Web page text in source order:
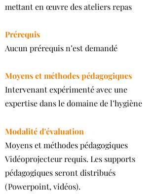
mettant en œuvre des ateliers repas
Prérequis
Aucun prérequis n’est demandé
Moyens et méthodes pédagogiques
Intervenant expérimenté avec une
expertise dans le domaine de l’hygiène
Modalité d'évaluation
Moyens et méthodes pédagogiques
Vidéoprojecteur requis. Les supports
pédagogiques seront distribués
(Powerpoint, vidéos).